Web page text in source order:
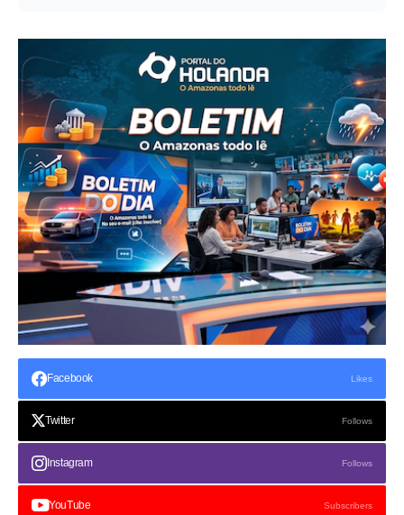
Facebook Likes
Twitter Follows
Instagram Follows
YouTube Subscribers